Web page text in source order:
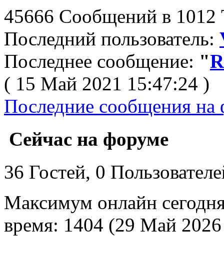
45666 Сообщений в 1012
Последний пользователь:
Последнее сообщение: "
( 15 Май 2021 15:47:24 )
Последние сообщения на
Сейчас на форуме
36 Гостей, 0
Максимум онлайн
время: 1404 (29 Май